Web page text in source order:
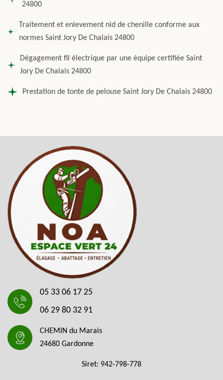
24800
Traitement et enlevement nid de chenille conforme aux
normes Saint Jory De Chalais 24800
Dégagement fil électrique par une équipe certifiée Saint
Jory De Chalais 24800
Prestation de tonte de pelouse Saint Jory De Chalais 24800
05 33 06 17 25
06 29 80 32 91
CHEMIN du Marais
24680 Gardonne
Siret: 942-798-778